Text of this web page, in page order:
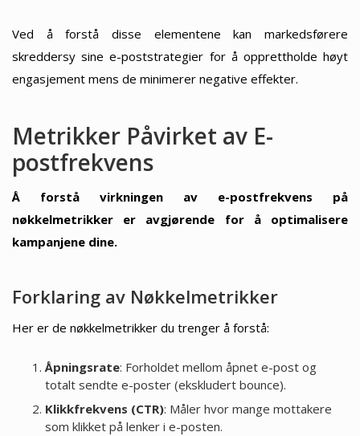
Ved å forstå disse elementene kan markedsførere
skreddersy sine e-poststrategier for å opprettholde høyt
engasjement mens de minimerer negative effekter.
Metrikker Påvirket av E-
postfrekvens
Å forstå virkningen av e-postfrekvens på
nøkkelmetrikker er avgjørende for å optimalisere
kampanjene dine.
Forklaring av Nøkkelmetrikker
Her er de nøkkelmetrikker du trenger å forstå:
Åpningsrate: Forholdet mellom åpnet e-post og
totalt sendte e-poster (ekskludert bounce).
Klikkfrekvens (CTR): Måler hvor mange mottakere
som klikket på lenker i e-posten.